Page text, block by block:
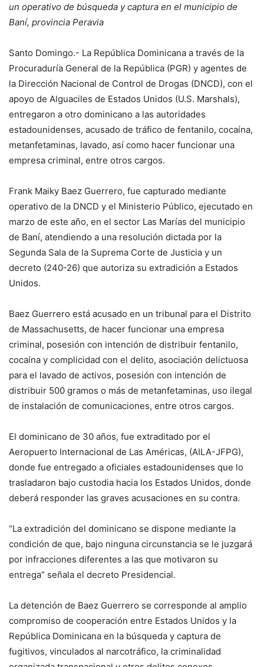
un operativo de búsqueda y captura en el municipio de
Baní, provincia Peravia
Santo Domingo.- La República Dominicana a través de la
Procuraduría General de la República (PGR) y agentes de
la Dirección Nacional de Control de Drogas (DNCD), con el
apoyo de Alguaciles de Estados Unidos (U.S. Marshals),
entregaron a otro dominicano a las autoridades
estadounidenses, acusado de tráfico de fentanilo, cocaína,
metanfetaminas, lavado, así como hacer funcionar una
empresa criminal, entre otros cargos.
Frank Maiky Baez Guerrero, fue capturado mediante
operativo de la DNCD y el Ministerio Público, ejecutado en
marzo de este año, en el sector Las Marías del municipio
de Baní, atendiendo a una resolución dictada por la
Segunda Sala de la Suprema Corte de Justicia y un
decreto (240-26) que autoriza su extradición a Estados
Unidos.
Baez Guerrero está acusado en un tribunal para el Distrito
de Massachusetts, de hacer funcionar una empresa
criminal, posesión con intención de distribuir fentanilo,
cocaína y complicidad con el delito, asociación delictuosa
para el lavado de activos, posesión con intención de
distribuir 500 gramos o más de metanfetaminas, uso ilegal
de instalación de comunicaciones, entre otros cargos.
El dominicano de 30 años, fue extraditado por el
Aeropuerto Internacional de Las Américas, (AILA-JFPG),
donde fue entregado a oficiales estadounidenses que lo
trasladaron bajo custodia hacia los Estados Unidos, donde
deberá responder las graves acusaciones en su contra.
“La extradición del dominicano se dispone mediante la
condición de que, bajo ninguna circunstancia se le juzgará
por infracciones diferentes a las que motivaron su
entrega” señala el decreto Presidencial.
La detención de Baez Guerrero se corresponde al amplio
compromiso de cooperación entre Estados Unidos y la
República Dominicana en la búsqueda y captura de
fugitivos, vinculados al narcotráfico, la criminalidad